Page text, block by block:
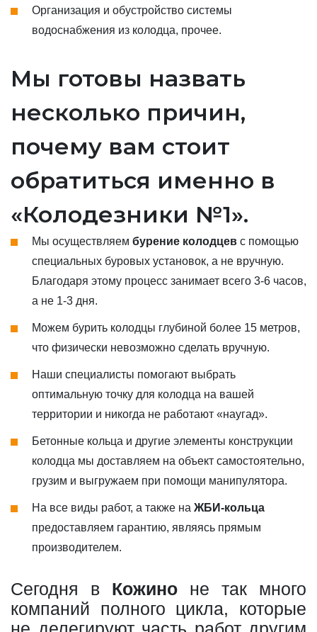
Организация и обустройство системы
водоснабжения из колодца, прочее.
Мы готовы назвать
несколько причин,
почему вам стоит
обратиться именно в
«Колодезники №1».
Мы осуществляем бурение колодцев с помощью
специальных буровых установок, а не вручную.
Благодаря этому процесс занимает всего 3-6 часов,
а не 1-3 дня.
Можем бурить колодцы глубиной более 15 метров,
что физически невозможно сделать вручную.
Наши специалисты помогают выбрать
оптимальную точку для колодца на вашей
территории и никогда не работают «наугад».
Бетонные кольца и другие элементы конструкции
колодца мы доставляем на объект самостоятельно,
грузим и выгружаем при помощи манипулятора.
На все виды работ, а также на ЖБИ-кольца
предоставляем гарантию, являясь прямым
производителем.
Сегодня в Кожино не так много
компаний полного цикла, которые